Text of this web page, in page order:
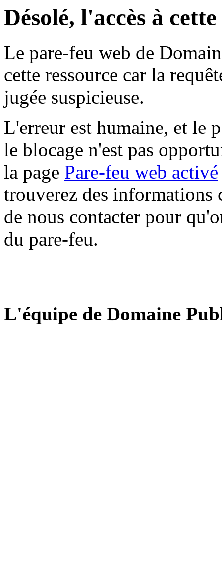
Désolé, l'accès à
Le pare-feu web de
cette ressource car la
jugée suspicieuse.
L'erreur est humaine, et le
le blocage n'est pas
la page Pare-feu web activé
trouverez des informations
de nous contacter pour
du pare-feu.
L'équipe de Domaine